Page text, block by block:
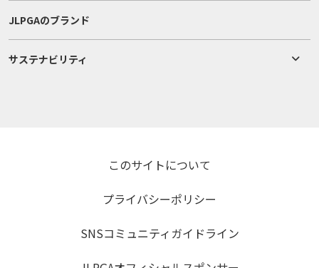
JLPGAのブランド
サステナビリティ
このサイトについて
プライバシーポリシー
SNSコミュニティガイドライン